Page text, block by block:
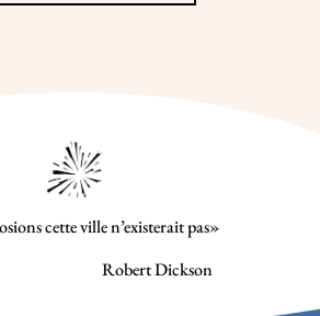
cette ville n’existerait pas»
Dickson